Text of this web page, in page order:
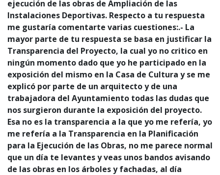
ejecución de las obras de Ampliación de las
Instalaciones Deportivas. Respecto a tu respuesta
me gustaría comentarte varias cuestiones:.- La
mayor parte de tu respuesta se basa en justificar la
Transparencia del Proyecto, la cual yo no critico en
ningún momento dado que yo he participado en la
exposición del mismo en la Casa de Cultura y se me
explicó por parte de un arquitecto y de una
trabajadora del Ayuntamiento todas las dudas que
nos surgieron durante la exposición del proyecto.
Esa no es la transparencia a la que yo me refería, yo
me refería a la Transparencia en la Planificación
para la Ejecución de las Obras, no me parece normal
que un día te levantes y veas unos bandos avisando
de las obras en los árboles y fachadas, al día